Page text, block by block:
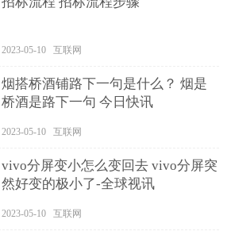
2023-05-10 互联网
烟搭桥酒铺路下一句是什么？ 烟是
桥酒是路下一句 今日快讯
2023-05-10 互联网
vivo分屏变小怎么变回去 vivo分屏突
然好变的极小了-全球视讯
2023-05-10 互联网